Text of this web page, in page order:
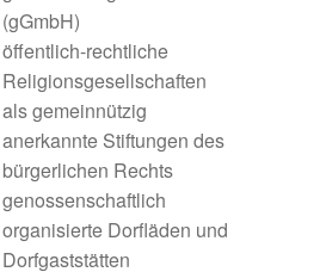
2020
2023
(gGmbH)
öffentlich-rechtliche
Religionsgesellschaften
als gemeinnützig
anerkannte Stiftungen des
bürgerlichen Rechts
genossenschaftlich
organisierte Dorfläden und
Dorfgaststätten